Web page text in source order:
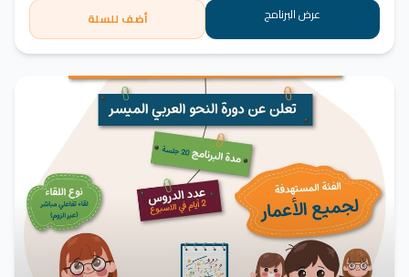
عرض البرنامج أضف للسلة